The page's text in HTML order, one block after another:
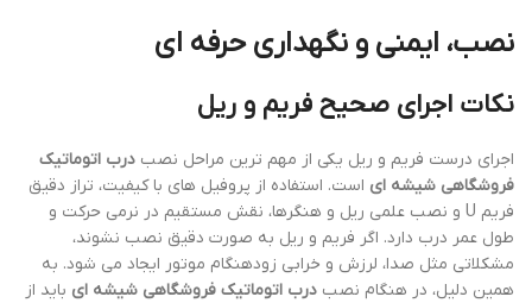
نصب، ایمنی و نگهداری حرفه ای
نکات اجرای صحیح فریم و ریل
اجرای درست فریم و ریل یکی از مهم ترین مراحل نصب درب اتوماتیک
فروشگاهی شیشه ای است. استفاده از پروفیل های با کیفیت، تراز دقیق
فریم U و نصب علمی ریل و هنگرها، نقش مستقیم در نرمی حرکت و
طول عمر درب دارد. اگر فریم و ریل به صورت دقیق نصب نشوند،
مشکلاتی مثل صدا، لرزش و خرابی زودهنگام موتور ایجاد می شود. به
همین دلیل، در هنگام نصب درب اتوماتیک فروشگاهی شیشه ای باید از